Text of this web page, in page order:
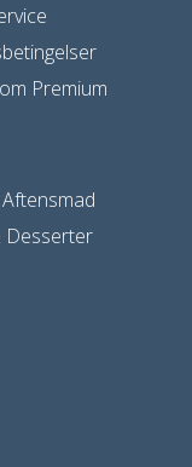
Premium
Desserter